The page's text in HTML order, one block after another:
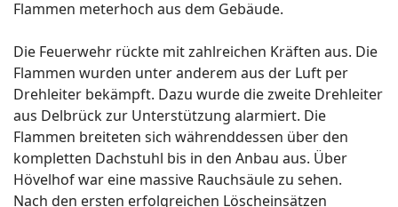
Flammen meterhoch aus dem Gebäude.
Die Feuerwehr rückte mit zahlreichen Kräften aus. Die
Flammen wurden unter anderem aus der Luft per
Drehleiter bekämpft. Dazu wurde die zweite Drehleiter
aus Delbrück zur Unterstützung alarmiert. Die
Flammen breiteten sich währenddessen über den
kompletten Dachstuhl bis in den Anbau aus. Über
Hövelhof war eine massive Rauchsäule zu sehen.
Nach den ersten erfolgreichen Löscheinsätzen